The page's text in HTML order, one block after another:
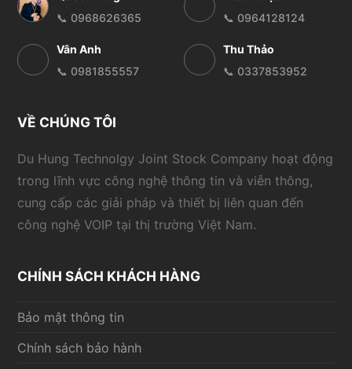
📞 0968626365
📞 0964128124
Vân Anh
📞 0981855557
Thu Thảo
📞 0337853952
VỀ CHÚNG TÔI
Du Hung Technolgy Joint Stock Company hoạt động
trong lĩnh vực công nghệ thông tin và viễn thông,
cung cấp các giải pháp và thiết bị liên quan đến
công nghệ VOIP tại thị trường Việt Nam.
CHÍNH SÁCH KHÁCH HÀNG
Bảo mật thông tin
Chính sách bảo hành